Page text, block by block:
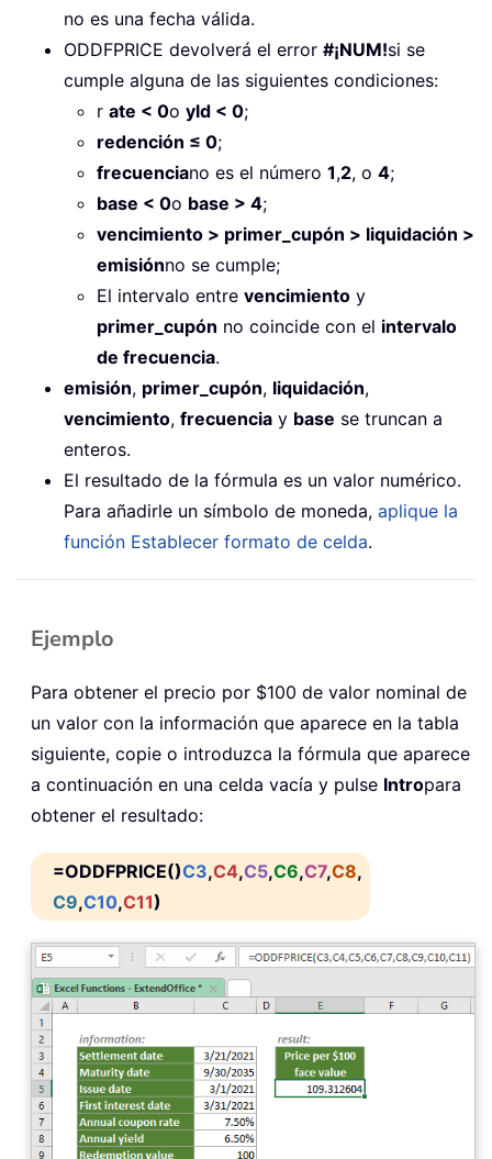
no es una fecha válida.
ODDFPRICE devolverá el error #¡NUM!si se
cumple alguna de las siguientes condiciones:
r ate < 0o yld < 0;
redención ≤ 0;
frecuenciano es el número 1,2, o 4;
base < 0o base > 4;
vencimiento > primer_cupón > liquidación >
emisiónno se cumple;
El intervalo entre vencimiento y
primer_cupón no coincide con el intervalo
de frecuencia.
emisión, primer_cupón, liquidación,
vencimiento, frecuencia y base se truncan a
enteros.
El resultado de la fórmula es un valor numérico.
Para añadirle un símbolo de moneda, aplique la
función Establecer formato de celda.
Ejemplo
Para obtener el precio por $100 de valor nominal de
un valor con la información que aparece en la tabla
siguiente, copie o introduzca la fórmula que aparece
a continuación en una celda vacía y pulse Intropara
obtener el resultado:
=ODDFPRICE()C3,C4,C5,C6,C7,C8,
C9,C10,C11)